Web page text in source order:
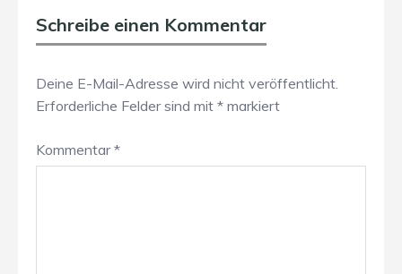
Schreibe einen Kommentar
Deine E-Mail-Adresse wird nicht veröffentlicht.
Erforderliche Felder sind mit * markiert
Kommentar*